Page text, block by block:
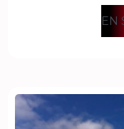
EN